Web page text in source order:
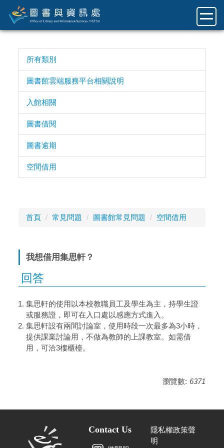
到
主
所有類別
圖書館雲端服務平台相關說明
入館相關
圖書借閱
圖書逾期
空間借用
首頁 常見問題 圖書館常見問題 空間借用
我想借用集思軒？
集思軒的使用以本校教職員工及學生為主，持學生證
或服務證，即可在入口處以感應方式進入。
集思軒設有兩間討論室，使用時段一次最多為3小時，
提供課業討論用，不做為教師的上課教室。如需借
用，可洽3樓櫃檯。
瀏覽數: 6371
Contact Us
隱私權政策聲
明